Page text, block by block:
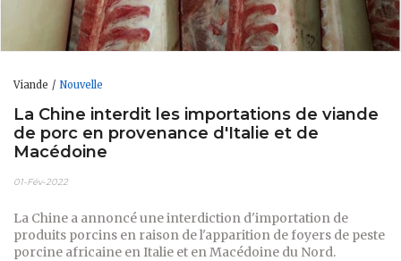
Viande Nouvelle
La Chine interdit les importations de viande
de porc en provenance d'Italie et de
Macédoine
01-Fév-2022
La Chine a annoncé une interdiction d'importation de
produits porcins en raison de l'apparition de foyers de peste
porcine africaine en Italie et en Macédoine du Nord.